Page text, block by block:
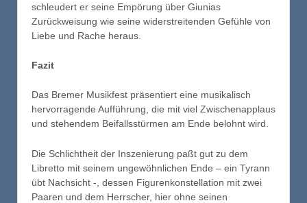
schleudert er seine Empörung über Giunias
Zurückweisung wie seine widerstreitenden Gefühle von
Liebe und Rache heraus.
Fazit
Das Bremer Musikfest präsentiert eine musikalisch
hervorragende Aufführung, die mit viel Zwischenapplaus
und stehendem Beifallsstürmen am Ende belohnt wird.
Die Schlichtheit der Inszenierung paßt gut zu dem
Libretto mit seinem ungewöhnlichen Ende – ein Tyrann
übt Nachsicht -, dessen Figurenkonstellation mit zwei
Paaren und dem Herrscher, hier ohne seinen